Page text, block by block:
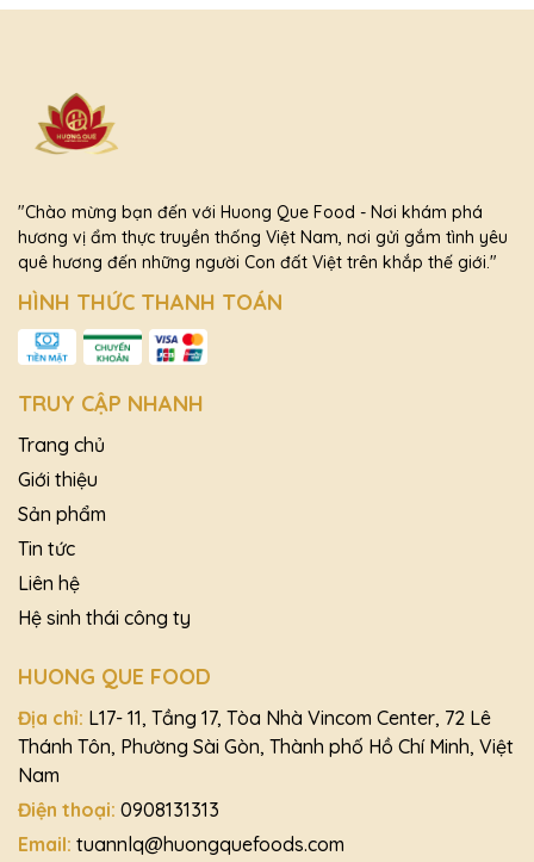
"Chào mừng bạn đến với Huong Que Food - Nơi khám phá
hương vị ẩm thực truyền thống Việt Nam, nơi gửi gắm tình yêu
quê hương đến những người Con đất Việt trên khắp thế giới."
HÌNH THỨC THANH TOÁN
TRUY CẬP NHANH
Trang chủ
Giới thiệu
Sản phẩm
Tin tức
Liên hệ
Hệ sinh thái công ty
HUONG QUE FOOD
Địa chỉ: L17- 11, Tầng 17, Tòa Nhà Vincom Center, 72 Lê
Thánh Tôn, Phường Sài Gòn, Thành phố Hồ Chí Minh, Việt
Nam
Điện thoại: 0908131313
Email: tuannlq@huongquefoods.com